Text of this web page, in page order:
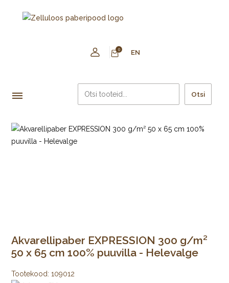
0 EN
Otsi
Akvarellipaber EXPRESSION 300 g/m²
50 x 65 cm 100% puuvilla - Helevalge
Tootekood: 109012